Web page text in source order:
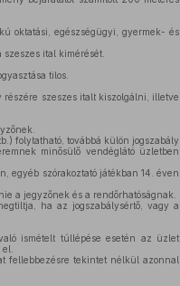
oktatási, egészségügyi, gyermek- és
ital kimérését.
tilos.
részére szeszes italt kiszolgálni, illetve
folytatható, továbbá külön jogszabály
minősülő vendéglátó üzletben
egyéb szórakoztató játékban 14. éven
a jegyzőnek és a rendőrhatóságnak.
ha az jogszabálysértő, vagy a
ismételt túllépése esetén az üzlet
fellebbezésre tekintet nélkül azonnal